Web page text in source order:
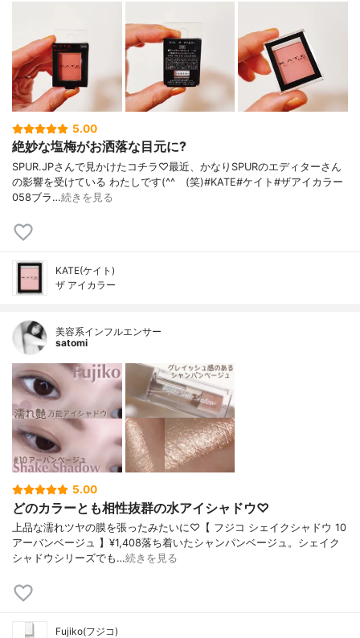
5.00
絶妙な塩梅がお洒落な目元に?
SPUR.JPさんで見かけたコチラ♡最近、かなりSPURのエディターさん
の影響を受けている わたしです(^^ゞ(笑)#KATE#ケイト#ザアイカラー
058ブラ…続きを見る
KATE(ケイト)
ザ アイカラー
美容系インフルエンサー
satomi
5.00
どのカラーとも相性抜群の水アイシャドウ♡
上品な濡れツヤの膜を張ったみたいに♡【 フジコ シェイクシャドウ 10
アーバンベージュ 】¥1,408落ち着いたシャンパンベージュ。シェイク
シャドウシリーズでも…続きを見る
Fujiko(フジコ)